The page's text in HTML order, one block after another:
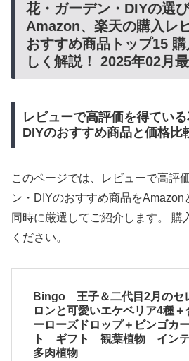
花・ガーデン・DIYの選
Amazon、楽天の購入レ
おすすめ商品トップ15
しく解説！ 2025年02月最
レビューで高評価を得ている
DIYのおすすめ商品と価格比
このページでは、レビューで高評
ン・DIYのおすすめ商品をAmazon
同時に厳選してご紹介します。 購
ください。
Bingo 王子＆二代目2月のセ
ロンと可愛いエケベリア4種＋
ーローズドロップ＋ビンゴカ
ト ギフト 観葉植物 イン
多肉植物